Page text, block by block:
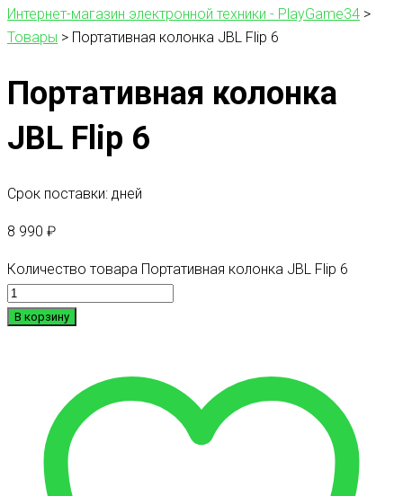
Интернет-магазин электронной техники - PlayGame34 >
Товары > Портативная колонка JBL Flip 6
Портативная колонка
JBL Flip 6
Срок поставки: дней
8 990 ₽
Количество товара Портативная колонка JBL Flip 6
В корзину